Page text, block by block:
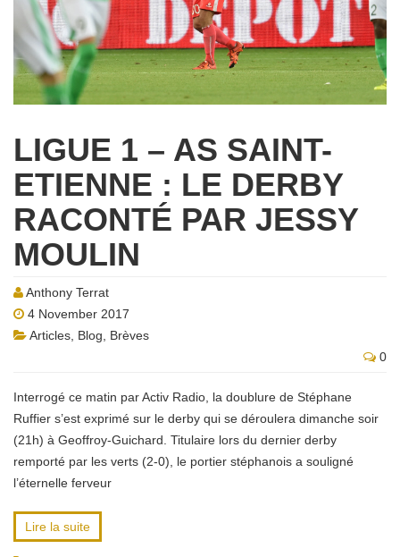
LIGUE 1 – AS SAINT-
ETIENNE : LE DERBY
RACONTÉ PAR JESSY
MOULIN
Anthony Terrat
4 November 2017
Articles Blog
Brèves
0
Interrogé ce matin par Activ Radio, la doublure de Stéphane
Ruffier s’est exprimé sur le derby qui se déroulera dimanche soir
(21h) à Geoffroy-Guichard. Titulaire lors du dernier derby
remporté par les verts (2-0), le portier stéphanois a souligné
l’éternelle ferveur
Lire la suite